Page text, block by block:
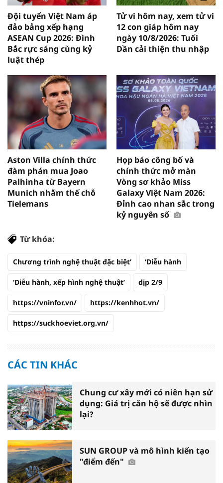
Đội tuyển Việt Nam áp
đảo bảng xếp hạng
ASEAN Cup 2026: Đình
Bắc rực sáng cùng kỷ
luật thép
Tử vi hôm nay, xem tử vi
12 con giáp hôm nay
ngày 10/8/2026: Tuổi
Dần cải thiện thu nhập
Aston Villa chính thức
đàm phán mua Joao
Palhinha từ Bayern
Munich nhằm thế chỗ
Tielemans
Họp báo công bố và
chính thức mở màn
Vòng sơ khảo Miss
Galaxy Việt Nam 2026:
Đỉnh cao nhan sắc trong
kỷ nguyên số
Từ khóa:
Chương trình nghệ thuật đặc biệt’ ‘Diễu hành
‘Diễu hành, xếp hình nghệ thuật’ dịp 2/9
https://vninfor.vn/ https://kenhhot.vn/
https://suckhoeviet.org.vn/
CÁC TIN KHÁC
Chung cư xây mới có niên hạn sử
dụng: Giá trị căn hộ sẽ được nhìn
lại?
SUN GROUP và mô hình kiến tạo
"điểm đến"